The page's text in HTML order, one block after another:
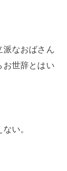
派なおばさん
お世辞とはい
い。